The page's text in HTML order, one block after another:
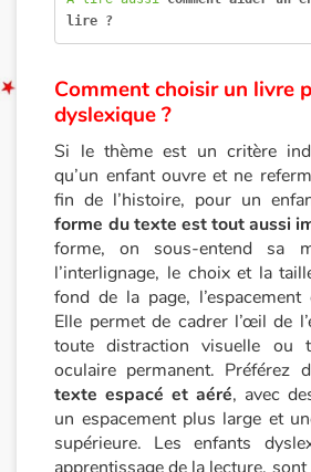
Sujets de société
Émotions et sentiments
Formats et illustrations
Catalogue anglais
Contraste +
Aide
Accueil
Famille
lire ?
Comment choisir un livre
dyslexique ?
Si le thème est un critère
qu’un enfant ouvre et ne
fin de l’histoire, pour un
forme du texte est tout aussi
forme, on sous-entend sa
l’interlignage, le choix et la
fond de la page,
Elle permet de cadrer l’œil de
toute distraction visuelle ou
oculaire permanent. Préférez
texte espacé et aéré, avec
un espacement plus large et
supérieure. Les enfants